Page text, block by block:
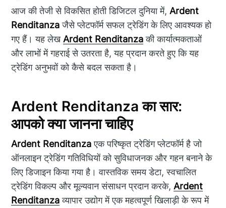
आज की तेजी से विकसित होती डिजिटल दुनिया में,Ardent
Renditanzaजैसे प्लेटफॉर्म सफल ट्रेडिंग के लिए आवश्यक हो
गए हैं। यह लेखArdent Renditanzaकी कार्यात्मकताओं
और लाभों में गहराई से उतरता है, यह प्रदान करते हुए कि यह
ट्रेडिंग अनुभवों को कैसे बदल सकता है।
Ardent Renditanza का सार:
आपको क्या जानना चाहिए
Ardent Renditanzaएक परिष्कृत ट्रेडिंग प्लेटफॉर्म है जो
ऑनलाइन ट्रेडिंग गतिविधियों को सुविधाजनक और गहन बनाने के
लिए डिजाइन किया गया है। वास्तविक समय डेटा, स्वचालित
ट्रेडिंग विकल्प और मूल्यवान संसाधन प्रदान करके,Ardent
Renditanzaव्यापार उद्योग में एक महत्वपूर्ण खिलाड़ी के रूप में